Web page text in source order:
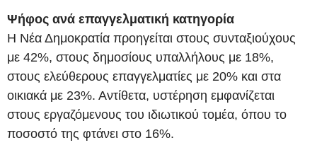
Ψήφος ανά επαγγελματική κατηγορία
Η Νέα Δημοκρατία προηγείται στους συνταξιούχους
με 42%, στους δημοσίους υπαλλήλους με 18%,
στους ελεύθερους επαγγελματίες με 20% και στα
οικιακά με 23%. Αντίθετα, υστέρηση εμφανίζεται
στους εργαζόμενους του ιδιωτικού τομέα, όπου το
ποσοστό της φτάνει στο 16%.